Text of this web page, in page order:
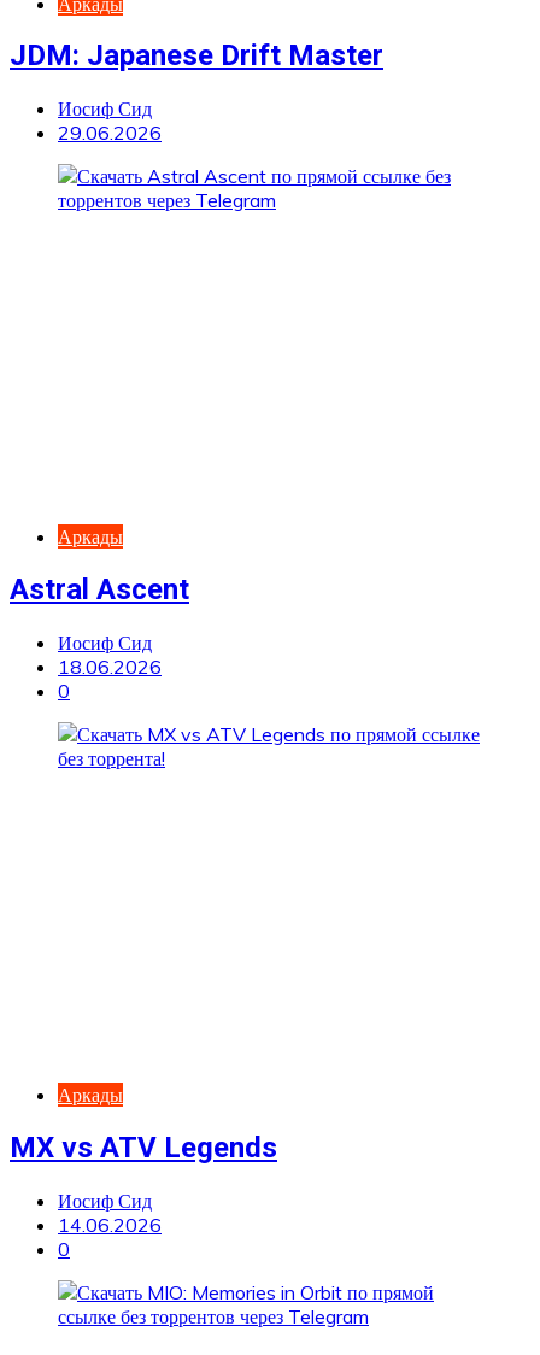
JDM: Japanese Drift Master
Иосиф Сид
29.06.2026
Аркады
Astral Ascent
Иосиф Сид
18.06.2026
0
Аркады
MX vs ATV Legends
Иосиф Сид
14.06.2026
0